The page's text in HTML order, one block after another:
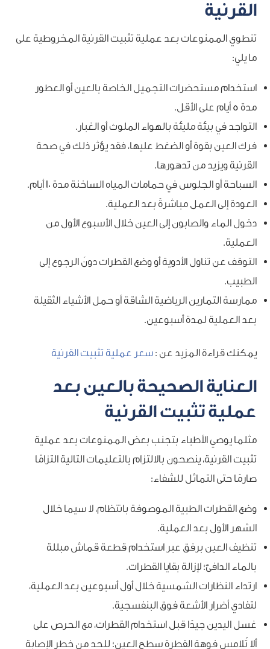
القرنية
تنطوي الممنوعات بعد عملية تثبيت القرنية المخروطية على
ما يلي:
استخدام مستحضرات التجميل الخاصة بالعين أو العطور
مدة 5 أيام على الأقل.
التواجد في بيئة مليئة بالهواء الملوث أو الغبار.
فرك العين بقوة أو الضغط عليها، فقد يؤثر ذلك في صحة
القرنية ويزيد من تدهورها.
السباحة أو الجلوس في حمامات المياه الساخنة مدة 10 أيام.
العودة إلى العمل مباشرةً بعد العملية.
دخول الماء والصابون إلى العين خلال الأسبوع الأول من
العملية.
التوقف عن تناول الأدوية أو وضع القطرات دونَ الرجوع إلى
الطبيب.
ممارسة التمارين الرياضية الشاقة أو حمل الأشياء الثقيلة
بعد العملية لمدة أسبوعين.
يمكنك قراءة المزيد عن :سعر عملية تثبيت القرنية
العناية الصحيحة بالعين بعد
عملية تثبيت القرنية
مثلما يوصي الأطباء بتجنب بعض الممنوعات بعد عملية
تثبيت القرنية، ينصحون بالالتزام بالتعليمات التالية التزامًا
صارمًا حتى التماثل للشفاء:
وضع القطرات الطبية الموصوفة بانتظام، لا سيما خلال
الشهر الأول بعد العملية.
تنظيف العين برفق عبر استخدام قطعة قماش مبللة
بالماء الدافئ؛ لإزالة بقايا القطرات.
ارتداء النظارات الشمسية خلال أول أسبوعين بعد العملية،
لتفادي أضرار الأشعة فوق البنفسجية.
غسل اليدين جيدًا قبل استخدام القطرات، مع الحرص على
ألا تُلامس فوهة القطرة سطح العين؛ للحد من خطر الإصابة